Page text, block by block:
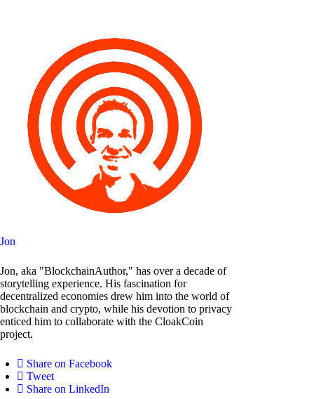
Jon
Jon, aka "BlockchainAuthor," has over a decade of
storytelling experience. His fascination for
decentralized economies drew him into the world of
blockchain and crypto, while his devotion to privacy
enticed him to collaborate with the CloakCoin
project.
Share on Facebook
Tweet
Share on LinkedIn